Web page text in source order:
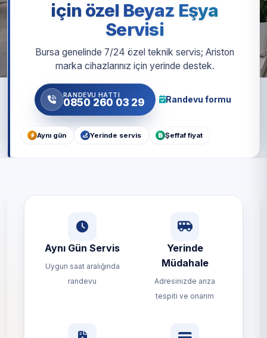
için özel Beyaz Eşya
Servisi
Bursa genelinde 7/24 özel teknik servis; Ariston
marka cihazlarınız için yerinde destek.
RANDEVU HATTI
0850 260 03 29 Randevu formu
Aynı gün Yerinde servis Şeffaf fiyat
Aynı Gün Servis
Uygun saat aralığında
randevu
Yerinde
Müdahale
Adresinizde arıza
tespiti ve onarım